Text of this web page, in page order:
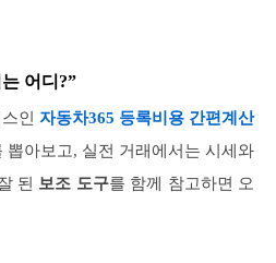
어디?”
인 자동차365 등록비용 간편계산
뽑아보고, 실전 거래에서는 시세와
된 보조 도구를 함께 참고하면 오